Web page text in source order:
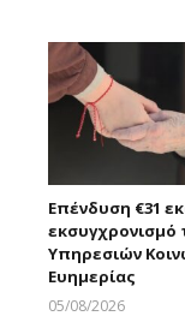
Επένδυση €31
εκσυγχρονισμό
Υπηρεσιών
Ευημερίας
05/08/2026